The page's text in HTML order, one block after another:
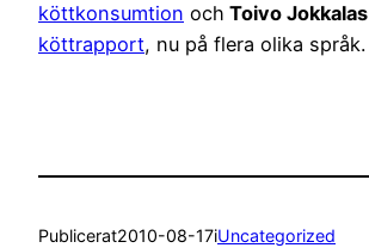
köttkonsumtion och Toivo Jokkalas
köttrapport, nu på flera olika språk.
Publicerat2010-08-17iUncategorized